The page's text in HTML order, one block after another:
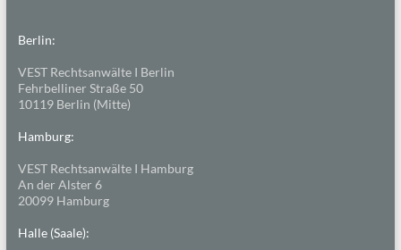
Berlin:
VEST Rechtsanwälte I Berlin
Fehrbelliner Straße 50
10119 Berlin (Mitte)
Hamburg:
VEST Rechtsanwälte I Hamburg
An der Alster 6
20099 Hamburg
Halle (Saale):